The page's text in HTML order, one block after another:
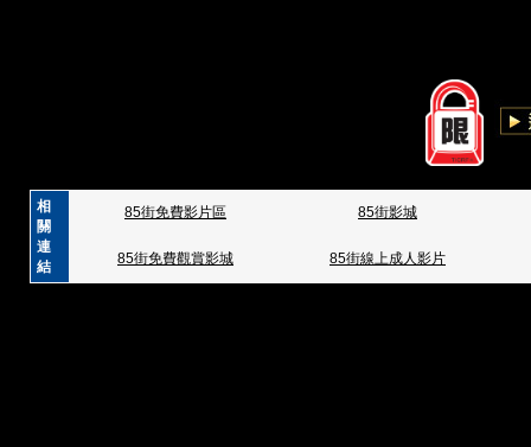
相
關
連
結
85街免費影片區 85街影城
85街免費觀賞影城 85街線上成人影片